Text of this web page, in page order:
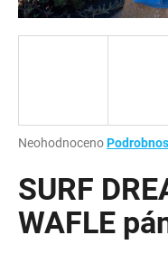
Průměrné
produktu
je
0,0
z
Neohodnoceno
SURF
WAFLE
a
HLEDAT